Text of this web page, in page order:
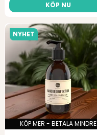
KÖP NU
KÖP MER - BETALA MINDRE
NYHET